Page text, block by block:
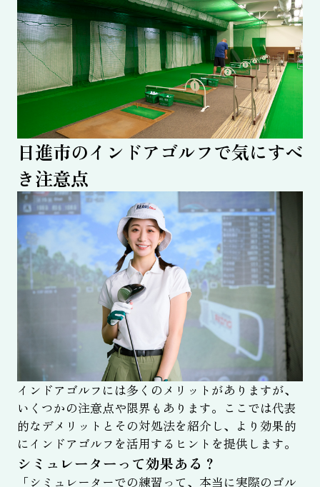
日進市のインドアゴルフで気にすべ
き注意点
インドアゴルフには多くのメリットがありますが、
いくつかの注意点や限界もあります。ここでは代表
的なデメリットとその対処法を紹介し、より効果的
にインドアゴルフを活用するヒントを提供します。
シミュレーターって効果ある？
「シミュレーターでの練習って、本当に実際のゴル